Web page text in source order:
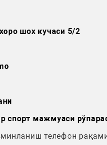
шох кучаси 5/2
спорт мажмуаси
телефон